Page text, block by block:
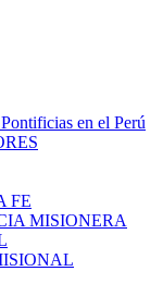
en el Perú
FE
MISIONERA